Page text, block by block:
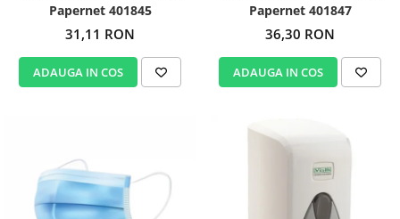
Papernet 401845
31,11 RON
ADAUGA IN COS
Papernet 401847
36,30 RON
ADAUGA IN COS